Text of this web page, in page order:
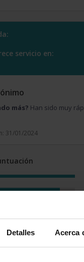
Detalles Acerca
servicio en:
más? Han sido muy
31/01/2024